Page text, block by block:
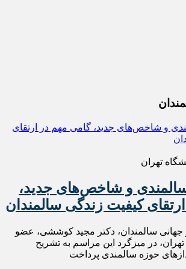
تهران
و شاخص‌های جدید،
کیفیت زندگی سالمندان
سالمندان، دکتر مجید کوششی، عضو
در میزگرد این مراسم به تشریح
حوزه سالمندی پرداخت